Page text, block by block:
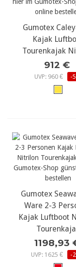
Gumotex
Kajak
Tourenkajak
912 €
UVP: 960 € -
Gumotex
Ware 2-3
Kajak Luftboot
1198,93
UVP: 1625 € -